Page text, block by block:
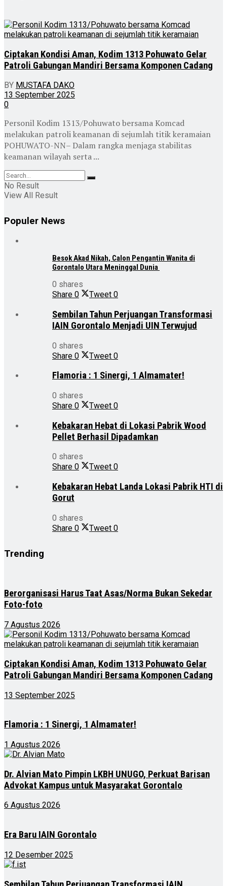
Ciptakan Kondisi Aman, Kodim 1313 Pohuwato Gelar
Patroli Gabungan Mandiri Bersama Komponen Cadang
BY MUSTAFA DAKO
13 September 2025
0
Personil Kodim 1313/Pohuwato bersama Komcad
melakukan patroli keamanan di sejumlah titik keramaian
POHUWATO-NN– Dalam rangka menjaga stabilitas
keamanan wilayah serta ...
No Result
View All Result
Populer News
Besok Akad Nikah, Calon Pengantin Wanita di
Gorontalo Utara Meninggal Dunia
0 shares
Share 0 Tweet 0
Sembilan Tahun Perjuangan Transformasi
IAIN Gorontalo Menjadi UIN Terwujud
0 shares
Share 0 Tweet 0
Flamoria : 1 Sinergi, 1 Almamater!
0 shares
Share 0 Tweet 0
Kebakaran Hebat di Lokasi Pabrik Wood
Pellet Berhasil Dipadamkan
0 shares
Share 0 Tweet 0
Kebakaran Hebat Landa Lokasi Pabrik HTI di
Gorut
0 shares
Share 0 Tweet 0
Trending
Berorganisasi Harus Taat Asas/Norma Bukan Sekedar
Foto-foto
7 Agustus 2026
Ciptakan Kondisi Aman, Kodim 1313 Pohuwato Gelar
Patroli Gabungan Mandiri Bersama Komponen Cadang
13 September 2025
Flamoria : 1 Sinergi, 1 Almamater!
1 Agustus 2026
Dr. Alvian Mato Pimpin LKBH UNUGO, Perkuat Barisan
Advokat Kampus untuk Masyarakat Gorontalo
6 Agustus 2026
Era Baru IAIN Gorontalo
12 Desember 2025